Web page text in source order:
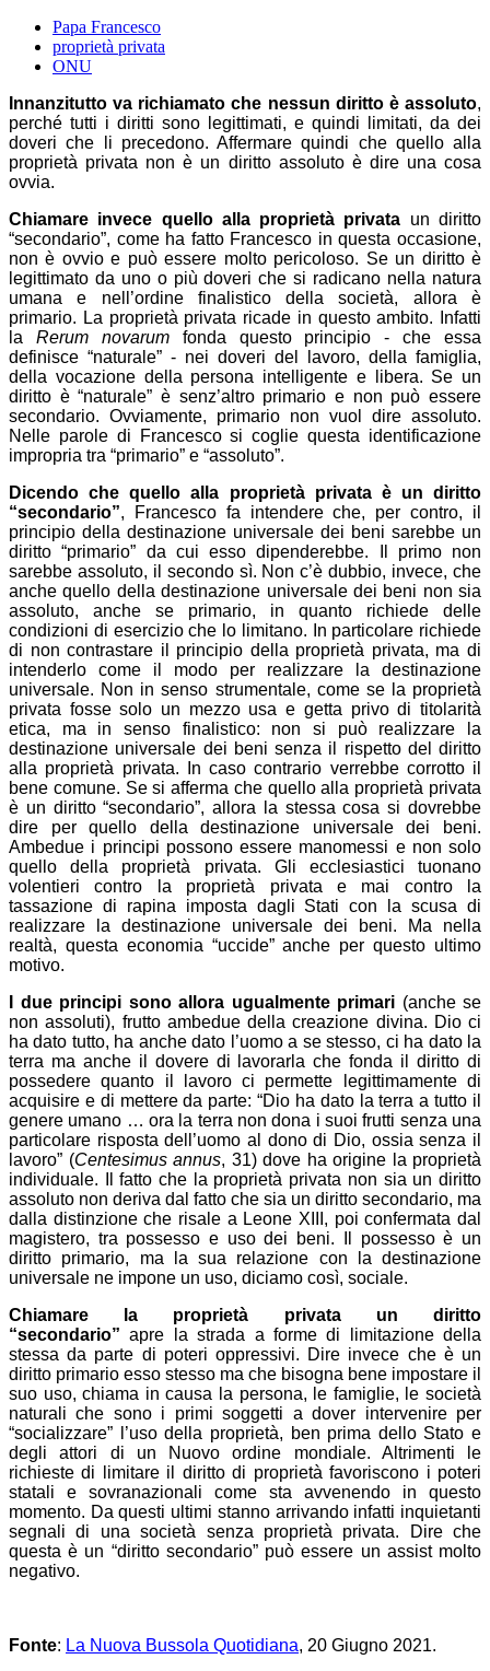
Papa Francesco
proprietà privata
ONU
Innanzitutto va richiamato che nessun diritto è assoluto,
perché tutti i diritti sono legittimati, e quindi limitati, da dei
doveri che li precedono. Affermare quindi che quello alla
proprietà privata non è un diritto assoluto è dire una cosa
ovvia.
Chiamare invece quello alla proprietà privata un diritto
“secondario”, come ha fatto Francesco in questa occasione,
non è ovvio e può essere molto pericoloso. Se un diritto è
legittimato da uno o più doveri che si radicano nella natura
umana e nell’ordine finalistico della società, allora è
primario. La proprietà privata ricade in questo ambito. Infatti
la Rerum novarumfonda questo principio - che essa
definisce “naturale” - nei doveri del lavoro, della famiglia,
della vocazione della persona intelligente e libera. Se un
diritto è “naturale” è senz’altro primario e non può essere
secondario. Ovviamente, primario non vuol dire assoluto.
Nelle parole di Francesco si coglie questa identificazione
impropria tra “primario” e “assoluto”.
Dicendo che quello alla proprietà privata è un diritto
“secondario”, Francesco fa intendere che, per contro, il
principio della destinazione universale dei beni sarebbe un
diritto “primario” da cui esso dipenderebbe. Il primo non
sarebbe assoluto, il secondo sì. Non c’è dubbio, invece, che
anche quello della destinazione universale dei beni non sia
assoluto, anche se primario, in quanto richiede delle
condizioni di esercizio che lo limitano. In particolare richiede
di non contrastare il principio della proprietà privata, ma di
intenderlo come il modo per realizzare la destinazione
universale. Non in senso strumentale, come se la proprietà
privata fosse solo un mezzo usa e getta privo di titolarità
etica, ma in senso finalistico: non si può realizzare la
destinazione universale dei beni senza il rispetto del diritto
alla proprietà privata. In caso contrario verrebbe corrotto il
bene comune. Se si afferma che quello alla proprietà privata
è un diritto “secondario”, allora la stessa cosa si dovrebbe
dire per quello della destinazione universale dei beni.
Ambedue i principi possono essere manomessi e non solo
quello della proprietà privata. Gli ecclesiastici tuonano
volentieri contro la proprietà privata e mai contro la
tassazione di rapina imposta dagli Stati con la scusa di
realizzare la destinazione universale dei beni. Ma nella
realtà, questa economia “uccide” anche per questo ultimo
motivo.
I due principi sono allora ugualmente primari (anche se
non assoluti), frutto ambedue della creazione divina. Dio ci
ha dato tutto, ha anche dato l’uomo a se stesso, ci ha dato la
terra ma anche il dovere di lavorarla che fonda il diritto di
possedere quanto il lavoro ci permette legittimamente di
acquisire e di mettere da parte: “Dio ha dato la terra a tutto il
genere umano … ora la terra non dona i suoi frutti senza una
particolare risposta dell’uomo al dono di Dio, ossia senza il
lavoro” (Centesimus annus, 31) dove ha origine la proprietà
individuale. Il fatto che la proprietà privata non sia un diritto
assoluto non deriva dal fatto che sia un diritto secondario, ma
dalla distinzione che risale a Leone XIII, poi confermata dal
magistero, tra possesso e uso dei beni. Il possesso è un
diritto primario, ma la sua relazione con la destinazione
universale ne impone un uso, diciamo così, sociale.
Chiamare la proprietà privata un diritto
“secondario”apre la strada a forme di limitazione della
stessa da parte di poteri oppressivi. Dire invece che è un
diritto primario esso stesso ma che bisogna bene impostare il
suo uso, chiama in causa la persona, le famiglie, le società
naturali che sono i primi soggetti a dover intervenire per
“socializzare” l’uso della proprietà, ben prima dello Stato e
degli attori di un Nuovo ordine mondiale. Altrimenti le
richieste di limitare il diritto di proprietà favoriscono i poteri
statali e sovranazionali come sta avvenendo in questo
momento. Da questi ultimi stanno arrivando infatti inquietanti
segnali di una società senza proprietà privata. Dire che
questa è un “diritto secondario” può essere un assist molto
negativo.
Fonte: La Nuova Bussola Quotidiana, 20 Giugno 2021.